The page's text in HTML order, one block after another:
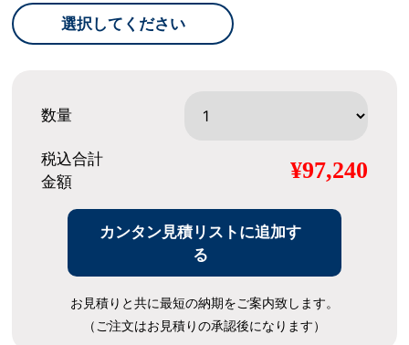
選択してください
数量
税込合計
金額
¥97,240
カンタン見積リストに追加す
る
お見積りと共に最短の納期をご案内致します。
（ご注文はお見積りの承認後になります）